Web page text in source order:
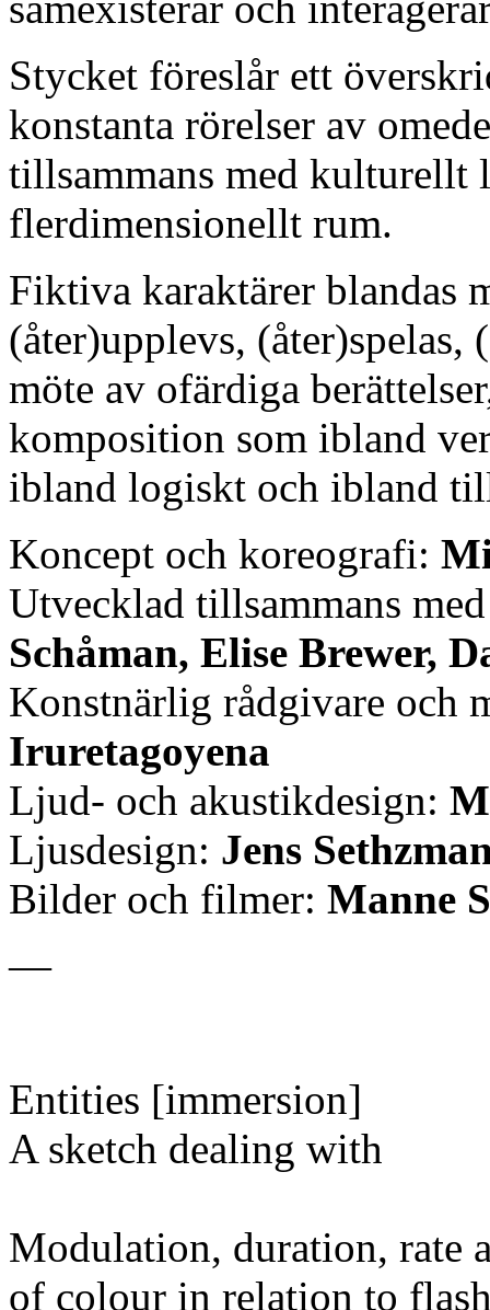
Stycket föreslår ett
konstanta rörelser av
tillsammans med kulturellt
flerdimensionellt rum.
Fiktiva karaktärer blandas
(åter)upplevs,
möte av ofärdiga
komposition som ibland
ibland logiskt och ibland
Koncept och koreografi:
Utvecklad tillsammans
Schåman, Elise Brewer,
Konstnärlig rådgivare och
Iruretagoyena
Ljud- och akustikdesign:
Ljusdesign: Jens
Bilder och filmer: Manne
—
Entities [immersion]
A sketch dealing with
Modulation, duration, rate
of colour in relation to